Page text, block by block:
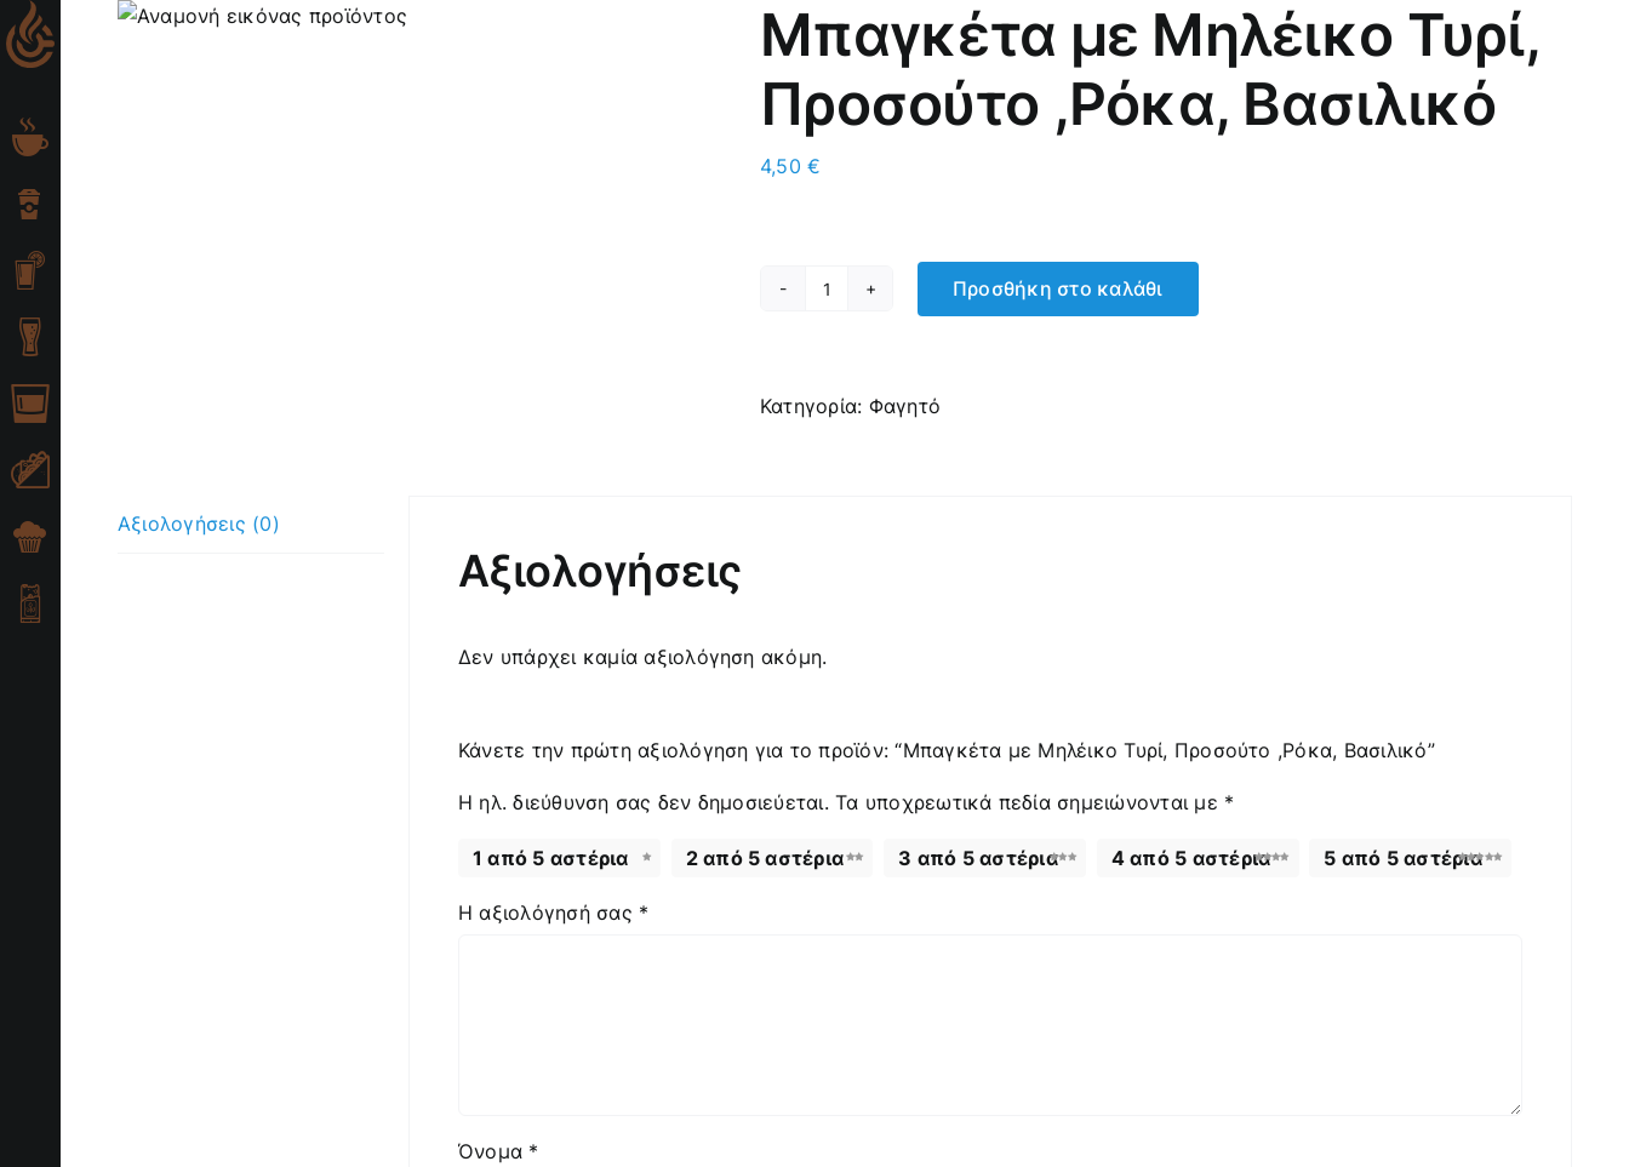
Skip
to
Μπαγκέτα με Μηλέικο Τυρί,
Προσούτο ,Ρόκα, Βασιλικό
4,50€
Μπαγκέτα
Τυρί,
Προσθήκη στο καλάθι
Κατηγορία: Φαγητό
Αξιολογήσεις (0)
Αξιολογήσεις
Δεν υπάρχει καμία αξιολόγηση ακόμη.
Κάνετε την πρώτη αξιολόγηση για το προϊόν: “Μπαγκέτα με Μηλέικο Τυρί, Προσούτο ,Ρόκα, Βασιλικό”
Η ηλ. διεύθυνση σας δεν δημοσιεύεται. Τα υποχρεωτικά πεδία σημειώνονται με *
1 από 5 αστέρια 2 από 5 αστέρια 3 από 5 αστέρια 4 από 5 αστέρια 5 από 5 αστέρια
Η αξιολόγησή σας *
Όνομα *